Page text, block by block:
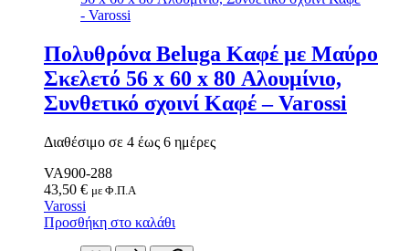
Πολυθρόνα Beluga Καφέ με Μαύρο
Σκελετό 56 x 60 x 80 Αλουμίνιο,
Συνθετικό σχοινί Καφέ – Varossi
Διαθέσιμο σε 4 έως 6 ημέρες
VA900-288
43,50 € με Φ.Π.Α
Varossi
Προσθήκη στο καλάθι